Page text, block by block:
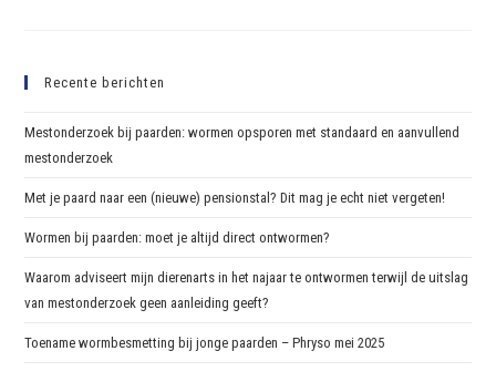
Recente berichten
Mestonderzoek bij paarden: wormen opsporen met standaard en aanvullend
mestonderzoek
Met je paard naar een (nieuwe) pensionstal? Dit mag je echt niet vergeten!
Wormen bij paarden: moet je altijd direct ontwormen?
Waarom adviseert mijn dierenarts in het najaar te ontwormen terwijl de uitslag
van mestonderzoek geen aanleiding geeft?
Toename wormbesmetting bij jonge paarden – Phryso mei 2025